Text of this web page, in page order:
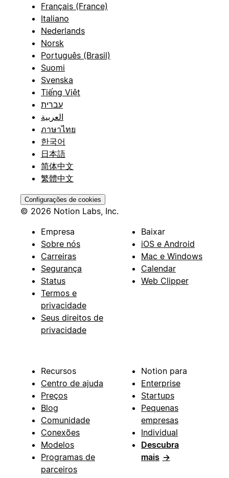
Français (France)
Italiano
Nederlands
Norsk
Português (Brasil)
Suomi
Svenska
Tiếng Việt
עברית
العربية
ภาษาไทย
한국어
日本語
简体中文
繁體中文
Configurações de cookies
© 2026 Notion Labs, Inc.
Empresa
Sobre nós
Carreiras
Segurança
Status
Termos e
privacidade
Seus direitos de
privacidade
Baixar
iOS e Android
Mac e Windows
Calendar
Web Clipper
Recursos
Centro de ajuda
Preços
Blog
Comunidade
Conexões
Modelos
Programas de
parceiros
Notion para
Enterprise
Startups
Pequenas
empresas
Individual
Descubra
mais →